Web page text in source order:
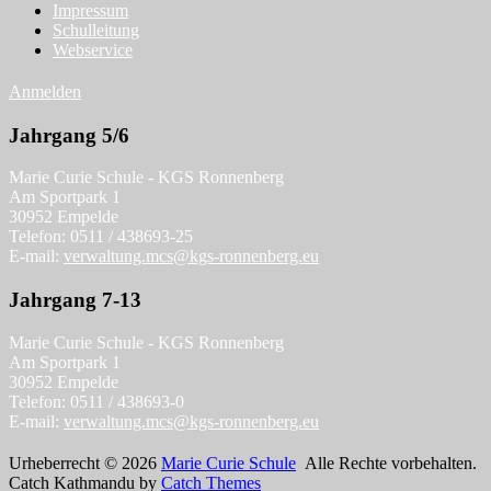
Impressum
Schulleitung
Webservice
Anmelden
Jahrgang 5/6
Marie Curie Schule - KGS Ronnenberg
Am Sportpark 1
30952 Empelde
Telefon: 0511 / 438693-25
E-mail: verwaltung.mcs@kgs-ronnenberg.eu
Jahrgang 7-13
Marie Curie Schule - KGS Ronnenberg
Am Sportpark 1
30952 Empelde
Telefon: 0511 / 438693-0
E-mail: verwaltung.mcs@kgs-ronnenberg.eu
Urheberrecht © 2026 Marie Curie Schule Alle Rechte vorbehalten.
Catch Kathmandu by Catch Themes